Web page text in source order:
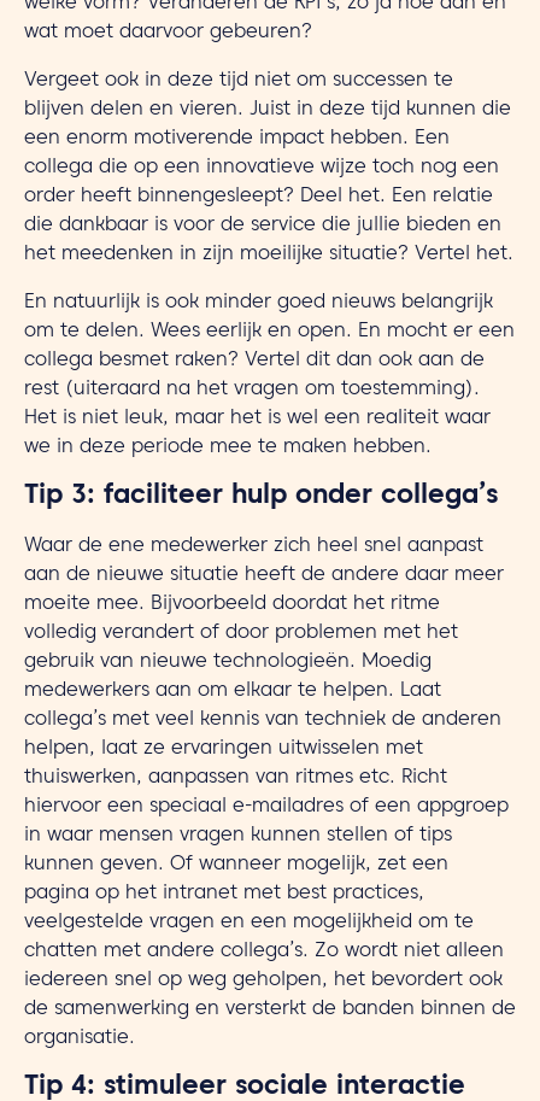
welke vorm? Veranderen de KPI’s, zo ja hoe dan en
wat moet daarvoor gebeuren?
Vergeet ook in deze tijd niet om successen te
blijven delen en vieren. Juist in deze tijd kunnen die
een enorm motiverende impact hebben. Een
collega die op een innovatieve wijze toch nog een
order heeft binnengesleept? Deel het. Een relatie
die dankbaar is voor de service die jullie bieden en
het meedenken in zijn moeilijke situatie? Vertel het.
En natuurlijk is ook minder goed nieuws belangrijk
om te delen. Wees eerlijk en open. En mocht er een
collega besmet raken? Vertel dit dan ook aan de
rest (uiteraard na het vragen om toestemming).
Het is niet leuk, maar het is wel een realiteit waar
we in deze periode mee te maken hebben.
Tip 3: faciliteer hulp onder collega’s
Waar de ene medewerker zich heel snel aanpast
aan de nieuwe situatie heeft de andere daar meer
moeite mee. Bijvoorbeeld doordat het ritme
volledig verandert of door problemen met het
gebruik van nieuwe technologieën. Moedig
medewerkers aan om elkaar te helpen. Laat
collega’s met veel kennis van techniek de anderen
helpen, laat ze ervaringen uitwisselen met
thuiswerken, aanpassen van ritmes etc. Richt
hiervoor een speciaal e-mailadres of een appgroep
in waar mensen vragen kunnen stellen of tips
kunnen geven. Of wanneer mogelijk, zet een
pagina op het intranet met best practices,
veelgestelde vragen en een mogelijkheid om te
chatten met andere collega’s. Zo wordt niet alleen
iedereen snel op weg geholpen, het bevordert ook
de samenwerking en versterkt de banden binnen de
organisatie.
Tip 4: stimuleer sociale interactie